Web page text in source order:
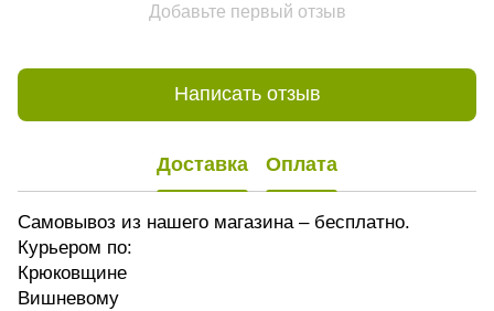
Добавьте первый отзыв
Написать отзыв
Доставка Оплата
Самовывоз из нашего магазина – бесплатно.
Курьером по:
Крюковщине
Вишневому